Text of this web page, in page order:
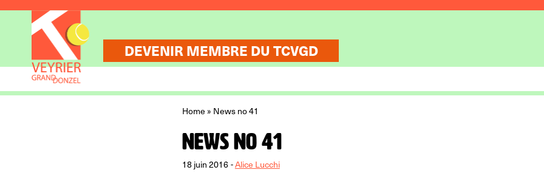
DEVENIR MEMBRE DU TCVGD
Home» News no 41
News no 41
18 juin 2016-Alice Lucchi